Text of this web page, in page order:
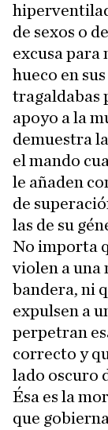
de sexos o
excusa para
hueco en
tragaldabas
apoyo a la
demuestra
el mando
le añaden
de
las de su
No importa
violen a una
bandera, ni
expulsen a
perpetran
correcto y
lado oscuro
Ésa es la
que